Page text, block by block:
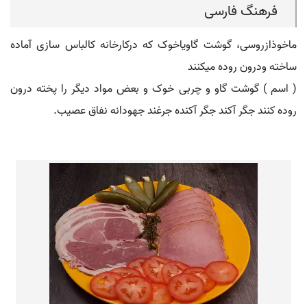
فرهنگ فارسی
ماخوذازروسی، گوشت گاویاخوک که درکارخانه کالباس سازی آماده
ساخته ودرون روده میکنند
( اسم ) گوشت گاو و چربی خوک و بعض مواد دیگر را پخته درون
روده کنند جگر آکند جگر آکنده جرغند جهودانه نفاق عصیب.